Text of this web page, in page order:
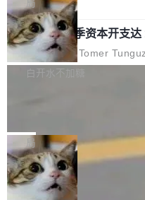
l 迁移或唤醒时，新宿主从 S3
库继续执行。存储库是持久化
te 17 Pro、OPPO K15，要么
样的次旗舰。 Galaxy Z
Z Flip8三款折叠屏新机均在7
部搭载骁龙8 Elite Gen5 for
本控制系统。目前处于 Early
ltaDB 的核心思路直接写在
眼的位置：「Software is
mits」——软件是在 commit
是把这段空隙补上。 回退到任
aDB 捕获 commit 之间的每一
局
SpaceXAI 单季资本开支达
根据风险投资人Tomer
析）披露的最新分析与第二季
微软同期总资本开支的四成。
bet、微软以及 Meta 等传统科
ceXAI的资金消耗速度尤为引
撑庞大支出的资金来源却呈现
白开水不加糖
一个在终端里运行的编程
1.2，驱动这个 agent 的新模
你可以用 curl -fsSL https://
sh | bash 安装一个能在大项
局
美团开源 LoHoSearch，用
准 AI 能力认知
机器出题的前提，是让机器